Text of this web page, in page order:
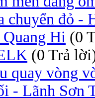
chuyển đỏ -
Hi (0
(0 Trả
quay vòng
- Lãnh Sơn